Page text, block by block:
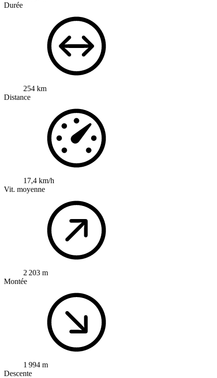
Durée
254 km
Distance
17,4 km/h
Vit. moyenne
2 203 m
Montée
1 994 m
Descente